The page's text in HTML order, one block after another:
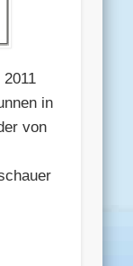
2011
in
von